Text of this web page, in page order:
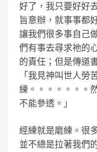
好了，我只要好好
旨意辦，就事事都
讓我們很多事自己
們有事去尋求祂的
的責任；但是傳道
「我見神叫世人勞
練。。。。。。。
不能參透。」
經練就是磨練。很
並不總是拉著我們